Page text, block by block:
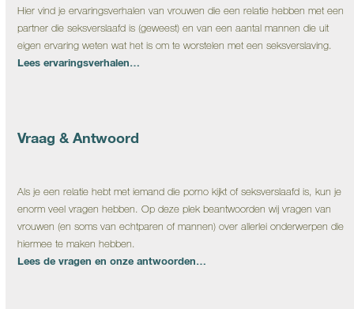
Hier vind je ervaringsverhalen van vrouwen die een relatie hebben met een
partner die seksverslaafd is (geweest) en van een aantal mannen die uit
eigen ervaring weten wat het is om te worstelen met een seksverslaving.
Lees ervaringsverhalen…
Vraag & Antwoord
Als je een relatie hebt met iemand die porno kijkt of seksverslaafd is, kun je
enorm veel vragen hebben. Op deze plek beantwoorden wij vragen van
vrouwen (en soms van echtparen of mannen) over allerlei onderwerpen die
hiermee te maken hebben.
Lees de vragen en onze antwoorden…